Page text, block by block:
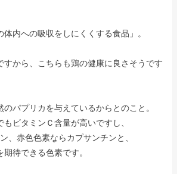
体内への吸収をしにくくする食品」。
すから、こちらも鶏の健康に良さそうです
のパプリカを与えているからとのこと。
ビタミンＣ含量が高いですし、
、赤色色素ならカプサンチンと、
待できる色素です。